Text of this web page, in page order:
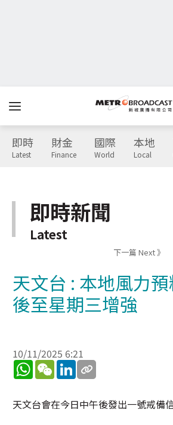
即時
Latest
財金
Finance
國際
World
本地
Local
即時新聞
Latest
下一篇 Next 》
天文台 : 本地風力
後至星期三增強
10/11/2025 6:21
WhatsApp
WeChatLinkedIn
天文台會在今日中午後發出一號戒備